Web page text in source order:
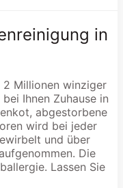
in
2 Millionen winziger
Ihnen Zuhause in
abgestorbene
wird bei jeder
und über
Die
Lassen Sie